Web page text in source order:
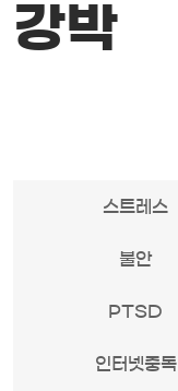
강박
스트레스
불안
PTSD
인터넷중독